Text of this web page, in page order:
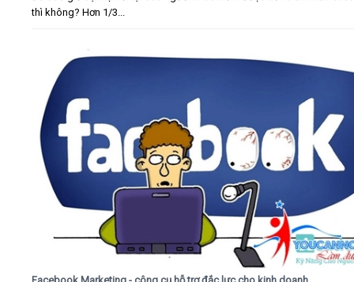
thì không? Hơn 1/3...